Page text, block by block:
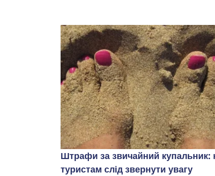
Штрафи за звичайний купальник:
туристам слід звернути увагу